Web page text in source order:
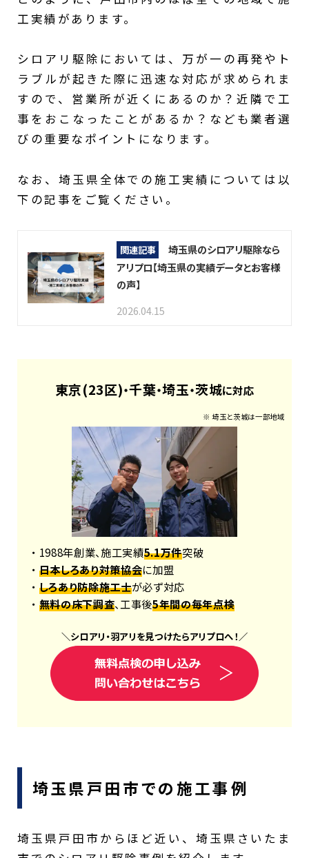
工実績があります。
シロアリ駆除においては、万が一の再発やト
ラブルが起きた際に迅速な対応が求められま
すので、営業所が近くにあるのか？近隣で工
事をおこなったことがあるか？なども業者選
びの重要なポイントになります。
なお、埼玉県全体での施工実績については以
下の記事をご覧ください。
関連記事
埼玉県のシロアリ駆除なら
アリプロ【埼玉県の実績データとお客様
の声】
2026.04.15
東京(23区)・千葉・埼玉・茨城に対応
※ 埼玉と茨城は一部地域
・ 1988年創業、施工実績5.1万件突破
・ 日本しろあり対策協会に加盟
・ しろあり防除施工士が必ず対応
・ 無料の床下調査、工事後5年間の毎年点検
＼シロアリ ・羽アリを見つけたらアリプロへ！ ／
埼玉県戸田市での施工事例
埼玉県戸田市からほど近い、埼玉県さいたま